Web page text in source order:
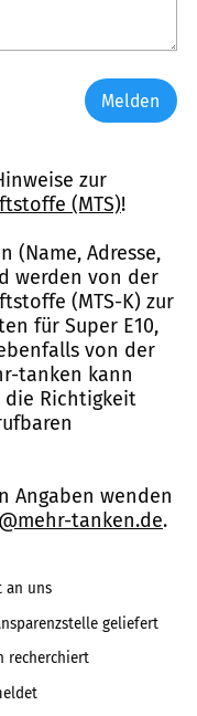
Melden
zur
(MTS)!
(Name, Adresse,
werden von der
(MTS-K) zur
für Super E10,
von der
tanken kann
die Richtigkeit
Angaben wenden
tanken.de.
an uns
geliefert
recherchiert